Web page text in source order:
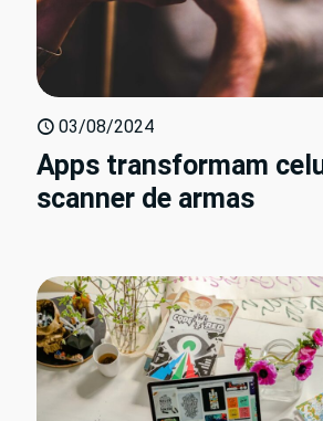
03/08/2024
Apps transformam
scanner de armas